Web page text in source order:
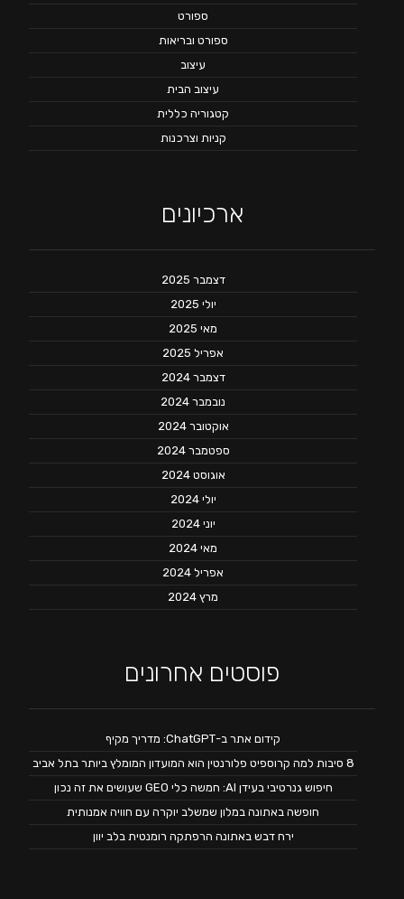
ספורט
ספורט ובריאות
עיצוב
עיצוב הבית
קטגוריה כללית
קניות וצרכנות
ארכיונים
דצמבר 2025
יולי 2025
מאי 2025
אפריל 2025
דצמבר 2024
נובמבר 2024
אוקטובר 2024
ספטמבר 2024
אוגוסט 2024
יולי 2024
יוני 2024
מאי 2024
אפריל 2024
מרץ 2024
פוסטים אחרונים
קידום אתר ב-ChatGPT: מדריך מקיף
8 סיבות למה קרוספיט פלורנטין הוא המועדון המומלץ ביותר בתל אביב
חיפוש גנרטיבי בעידן AI: חמשה כלי GEO שעושים את זה נכון
חופשה באתונה במלון שמשלב יוקרה עם חוויה אמנותית
ירח דבש באתונה הרפתקה רומנטית בלב יוון